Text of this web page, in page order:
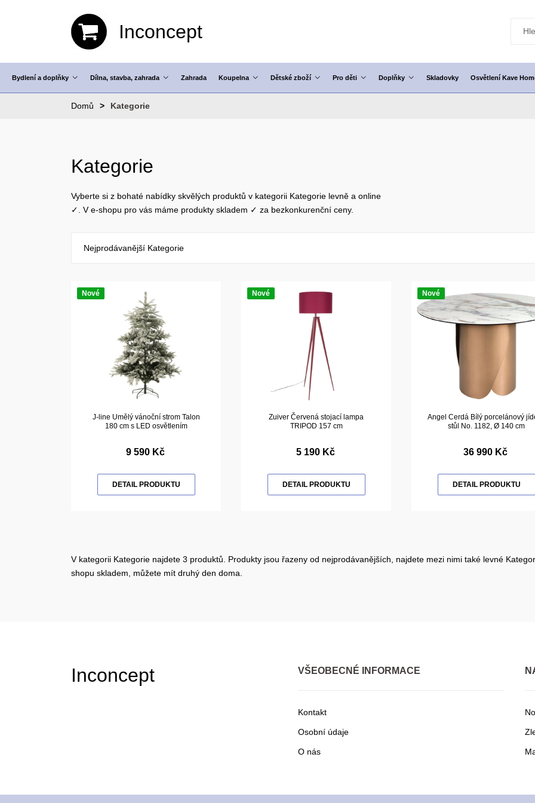
Inconcept
Bydlení a doplňky Dílna, stavba, zahrada Zahrada Koupelna Dětské zboží Pro děti Doplňky Skladovky Osvětlení Kave
Domů Kategorie
Kategorie
Vyberte si z bohaté nabídky skvělých produktů v kategorii Kategorie levně a online
✓. V e-shopu pro vás máme produkty skladem ✓ za bezkonkurenční ceny.
Nejprodávanější Kategorie
Nové
J-line Umělý vánoční strom Talon
180 cm s LED osvětlením
9 590 Kč
DETAIL PRODUKTU
Nové
Zuiver Červená stojací lampa
TRIPOD 157 cm
5 190 Kč
DETAIL PRODUKTU
Nové
Angel Cerdá Bílý porcelánový
stůl No. 1182, Ø 140 cm
36 990 Kč
DETAIL PRODUKTU
V kategorii Kategorie najdete 3 produktů. Produkty jsou řazeny od nejprodávanějších, najdete mezi nimi také levné
shopu skladem, můžete mít druhý den doma.
Inconcept VŠEOBECNÉ INFORMACE
Kontakt
Osobní údaje
O nás